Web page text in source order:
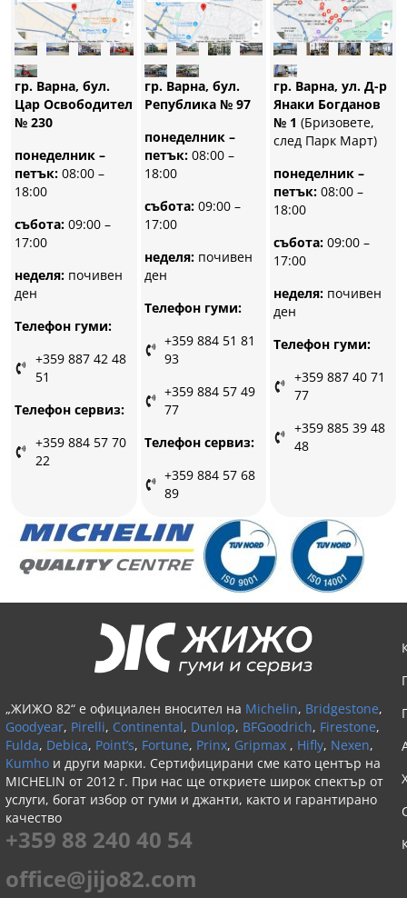
гр. Варна, бул.
Цар Освободител
№ 230
понеделник –
петък: 08:00 –
18:00
събота: 09:00 –
17:00
неделя: почивен
ден
Телефон гуми:
+359 887 42 48
51
Телефон сервиз:
+359 884 57 70
22
гр. Варна, бул.
Република № 97
понеделник –
петък:08:00 –
18:00
събота:09:00 –
17:00
неделя:почивен
ден
Телефон гуми:
+359 884 51 81
93
+359 884 57 49
77
Телефон сервиз:
+359 884 57 68
89
гр. Варна, ул. Д-р
Янаки Богданов
№ 1 (Бризовете,
след Парк Март)
понеделник –
петък: 08:00 –
18:00
събота: 09:00 –
17:00
неделя: почивен
ден
Телефон гуми:
+359 887 40 71
77
+359 885 39 48
48
„ЖИЖО 82“ е официален вносител на Michelin, Bridgestone,
Goodyear, Pirelli, Continental, Dunlop, BFGoodrich, Firestone,
Fulda, Debica, Point’s, Fortune, Prinx, Gripmax , Hifly, Nexen,
Kumho и други марки. Сертифицирани сме като център на
MICHELIN от 2012 г. При нас ще откриете широк спектър от
услуги, богат избор от гуми и джанти, както и гарантирано
качество
+359 88 240 40 54
office@jijo82.com